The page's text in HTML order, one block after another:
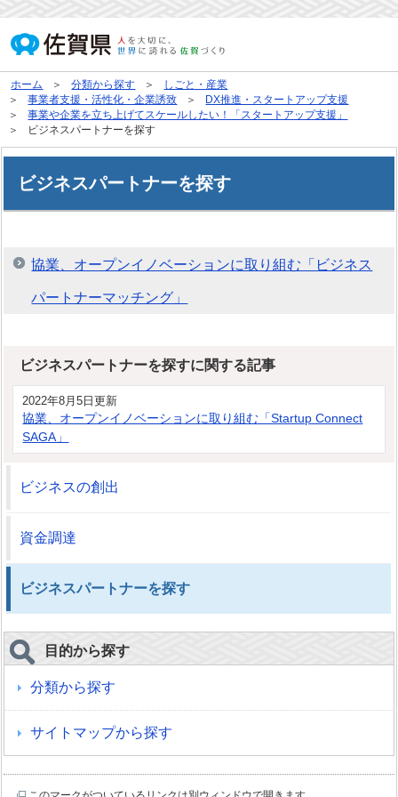
ホーム 分類から探す
しごと・産業
事業者支援・活性化・企業誘致
DX推進・スタートアップ支援
事業や企業を立ち上げてスケールしたい！「スタートアップ支援」
ビジネスパートナーを探す
ビジネスパートナーを探す
協業、オープンイノベーションに取り組む「ビジネス
パートナーマッチング」
ビジネスパートナーを探すに関する記事
2022年8月5日更新
協業、オープンイノベーションに取り組む「Startup Connect
SAGA」
ビジネスの創出
資金調達
ビジネスパートナーを探す
目的から探す
分類から探す
サイトマップから探す